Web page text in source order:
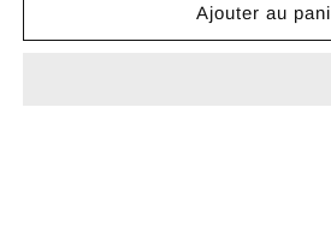
Ajouter au